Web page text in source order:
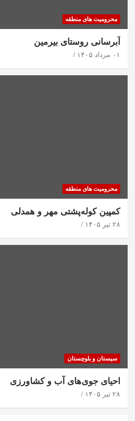
محرومیت های منطقه
آبرسانی روستای بیرمین
۰۱ مرداد ۱۴۰۵
محرومیت های منطقه
کمپین کوله‌پشتی مهر و همدلی
۲۸ تیر ۱۴۰۵
سیستان و بلوچستان
احیای جوی‌های آب و کشاورزی
۲۸ تیر ۱۴۰۵